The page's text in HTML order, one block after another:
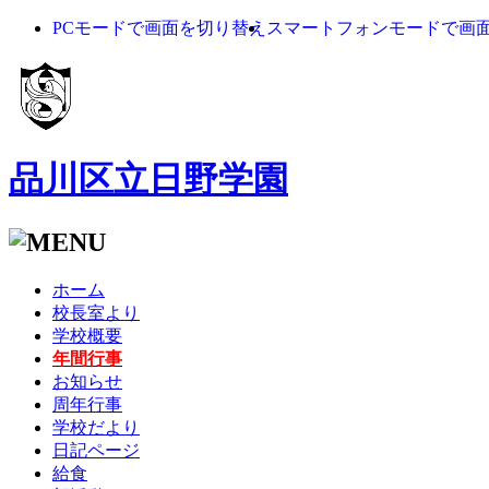
PCモードで画面を切り替え スマートフォンモードで画
品川区立日野学園
ホーム
校長室より
学校概要
年間行事
お知らせ
周年行事
学校だより
日記ページ
給食